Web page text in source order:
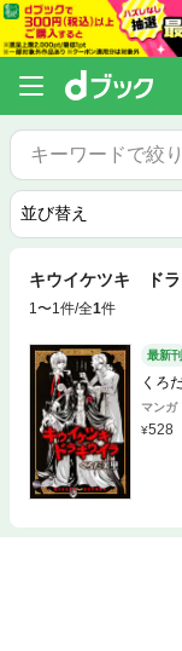
キウイケツキ ドラ
1〜1件/全1件
最新刊
くろ
マンガ
528